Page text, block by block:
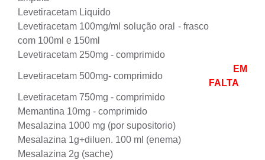
Levetiracetam Liquido
Levetiracetam 100mg/ml solução oral - frasco
com 100ml e 150ml
Levetiracetam 250mg - comprimido
Levetiracetam 500mg- comprimido
EM
FALTA
Levetiracetam 750mg - comprimido
Memantina 10mg - comprimido
Mesalazina 1000 mg (por supositorio)
Mesalazina 1g+diluen. 100 ml (enema)
Mesalazina 2g (sache)